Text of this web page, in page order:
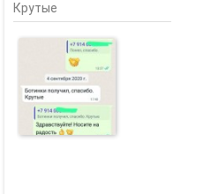
Крутые